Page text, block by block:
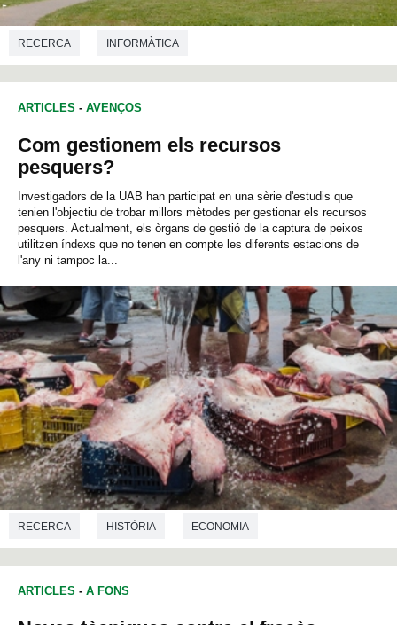
RECERCA INFORMÀTICA
ARTICLES - AVENÇOS
Com gestionem els recursos
pesquers?
Investigadors de la UAB han participat en una sèrie d'estudis que
tenien l'objectiu de trobar millors mètodes per gestionar els recursos
pesquers. Actualment, els òrgans de gestió de la captura de peixos
utilitzen índexs que no tenen en compte les diferents estacions de
l'any ni tampoc la...
RECERCA HISTÒRIA ECONOMIA
ARTICLES - A FONS